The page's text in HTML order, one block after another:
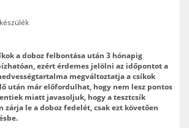
a doboz felbontása után 3 hónapig
ezért érdemes jelölni az időpontot a
megváltoztatja a csíkok
után már előfordulhat, hogy nem lesz pontos
miatt javasoljuk, hogy a tesztcsík
zárja le a doboz fedelét, csak ezt követően